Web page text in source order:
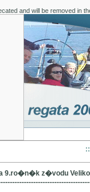
and will be removed in
9.ro�n�k z�vodu